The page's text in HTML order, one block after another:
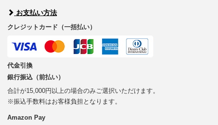
お支払い方法
クレジットカード（一括払い）
代金引換
銀行振込（前払い）
合計が15,000円以上の場合のみご選択いただけます。
※振込手数料はお客様負担となります。
Amazon Pay